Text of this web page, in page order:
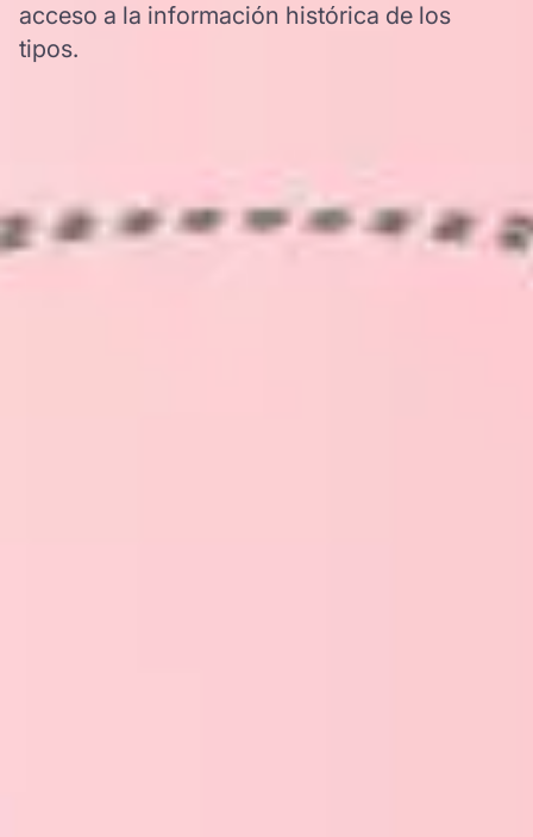
acceso a la información histórica de los
tipos.